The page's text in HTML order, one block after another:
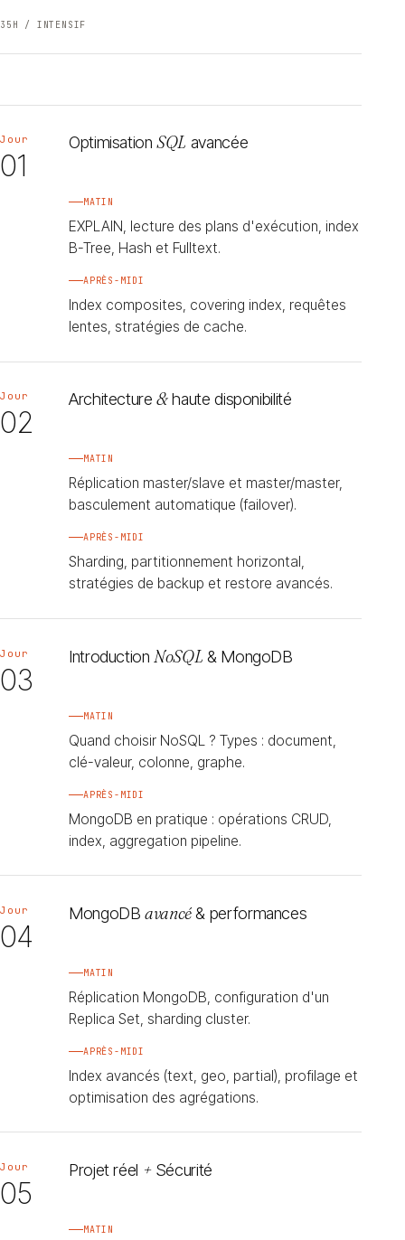
35H / INTENSIF
Jour
01
OptimisationSQL avancée
MATIN
EXPLAIN, lecture des plans d'exécution, index
B-Tree, Hash et Fulltext.
APRÈS-MIDI
Index composites, covering index, requêtes
lentes, stratégies de cache.
Jour
02
Architecture&haute disponibilité
MATIN
Réplication master/slave et master/master,
basculement automatique (failover).
APRÈS-MIDI
Sharding, partitionnement horizontal,
stratégies de backup et restore avancés.
Jour
03
Introduction NoSQL & MongoDB
MATIN
Quand choisir NoSQL ? Types : document,
clé-valeur, colonne, graphe.
APRÈS-MIDI
MongoDB en pratique : opérations CRUD,
index, aggregation pipeline.
Jour
04
MongoDBavancé& performances
MATIN
Réplication MongoDB, configuration d'un
Replica Set, sharding cluster.
APRÈS-MIDI
Index avancés (text, geo, partial), profilage et
optimisation des agrégations.
Jour
05
Projet réel +Sécurité
MATIN